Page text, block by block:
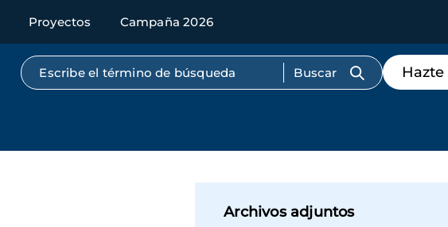
Proyectos Campaña 2026
Búsqueda por texto completo
Menú
de
Hazte
Archivos adjuntos